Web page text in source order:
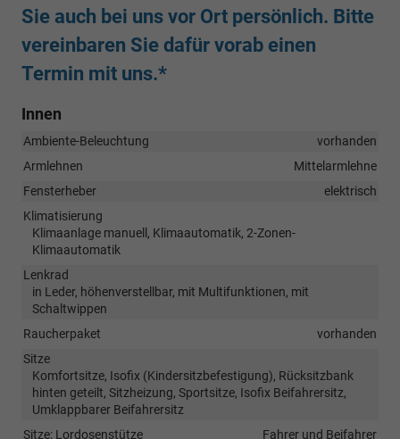
Sie auch bei uns vor Ort persönlich. Bitte
vereinbaren Sie dafür vorab einen
Termin mit uns.*
Innen
Ambiente-Beleuchtung
vorhanden
Armlehnen
Mittelarmlehne
Fensterheber
elektrisch
Klimatisierung
Klimaanlage manuell, Klimaautomatik, 2-Zonen-
Klimaautomatik
Lenkrad
in Leder, höhenverstellbar, mit Multifunktionen, mit
Schaltwippen
Raucherpaket
vorhanden
Sitze
Komfortsitze, Isofix (Kindersitzbefestigung), Rücksitzbank
hinten geteilt, Sitzheizung, Sportsitze, Isofix Beifahrersitz,
Umklappbarer Beifahrersitz
Sitze: Lordosenstütze
Fahrer und Beifahrer